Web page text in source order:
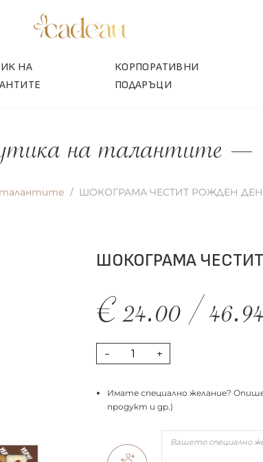
НА
КОРПОРАТИВНИ
ПОДАРЪЦИ
ШОКОГРАМА
€24.00/
- +
Имате специално желание?
продукт и др.)
на талантите
ШОКОГРАМА ЧЕСТИТ РОЖДЕН ДЕН